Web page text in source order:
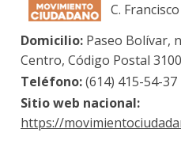
C.
Domicilio: Paseo Bolívar,
Centro, Código Postal
Teléfono:(614) 415-54-37
Sitio web nacional:
https://